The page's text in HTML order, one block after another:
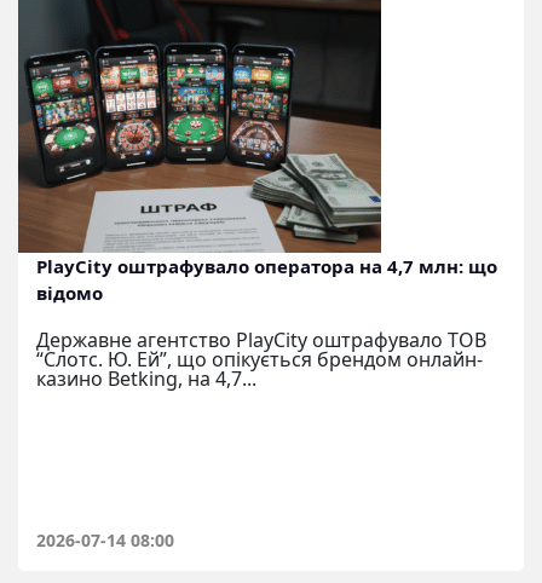
PlayCity оштрафувало оператора на 4,7 млн: що
відомо
Державне агентство PlayCity оштрафувало ТОВ
“Слотс. Ю. Ей”, що опікується брендом онлайн-
казино Betking, на 4,7...
2026-07-14 08:00